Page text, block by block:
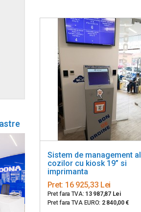
Sistem de management al
cozilor cu kiosk 19” si
imprimanta
Pret: 16 925,33 Lei
Pret fara TVA: 13 987,87 Lei
Pret fara TVA EURO: 2 840,00 €